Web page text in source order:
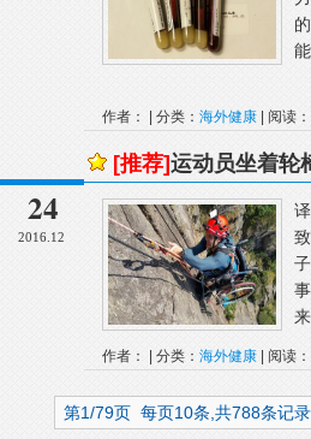
作者： | 分类： 海外健康 | 阅读
24
2016.12
[推荐]运动员坐着轮
作者： | 分类： 海外健康 | 阅读
第1/79页 每页10条,共788条记录